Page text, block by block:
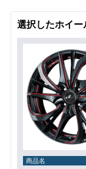
選択したホイー
商品名